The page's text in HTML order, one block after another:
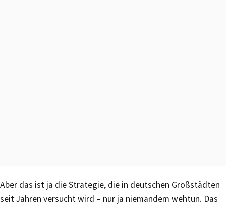
Aber das ist ja die Strategie, die in deutschen Großstädten
seit Jahren versucht wird – nur ja niemandem wehtun. Das